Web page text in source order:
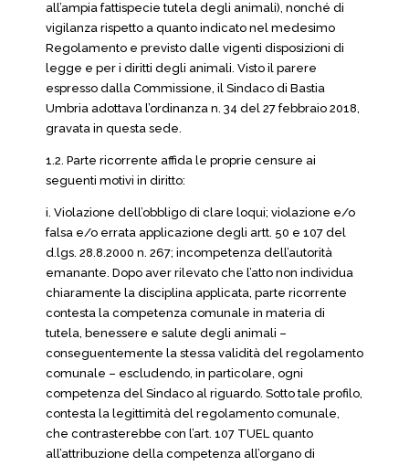
all’ampia fattispecie tutela degli animali), nonché di
vigilanza rispetto a quanto indicato nel medesimo
Regolamento e previsto dalle vigenti disposizioni di
legge e per i diritti degli animali. Visto il parere
espresso dalla Commissione, il Sindaco di Bastia
Umbria adottava l’ordinanza n. 34 del 27 febbraio 2018,
gravata in questa sede.
1.2. Parte ricorrente affida le proprie censure ai
seguenti motivi in diritto:
i. Violazione dell’obbligo di clare loqui; violazione e/o
falsa e/o errata applicazione degli artt. 50 e 107 del
d.lgs. 28.8.2000 n. 267; incompetenza dell’autorità
emanante. Dopo aver rilevato che l’atto non individua
chiaramente la disciplina applicata, parte ricorrente
contesta la competenza comunale in materia di
tutela, benessere e salute degli animali –
conseguentemente la stessa validità del regolamento
comunale – escludendo, in particolare, ogni
competenza del Sindaco al riguardo. Sotto tale profilo,
contesta la legittimità del regolamento comunale,
che contrasterebbe con l’art. 107 TUEL quanto
all’attribuzione della competenza all’organo di